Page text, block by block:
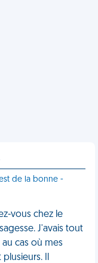
de la bonne -
vous chez le
J'avais tout
cas où mes
Il